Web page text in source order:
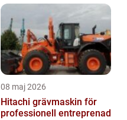
08 maj 2026
Hitachi grävmaskin för
professionell entreprenad